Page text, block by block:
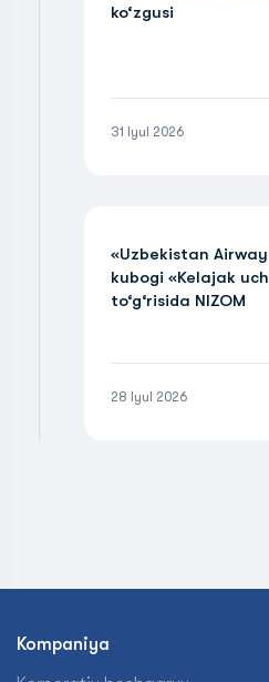
ko‘zgusi
31 Iyul 2026
«Uzbekistan
kubogi «Kelajak
to‘g‘risida NIZOM
28 Iyul 2026
Kompaniya